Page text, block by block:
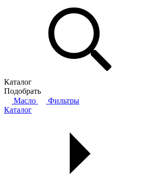
Каталог
Подобрать
Масло
Фильтры
Каталог